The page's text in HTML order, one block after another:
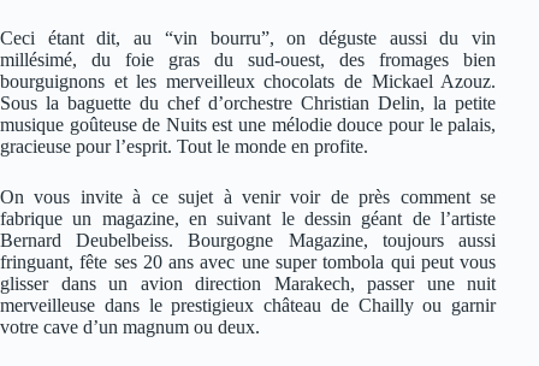
Ceci étant dit, au “vin bourru”, on déguste aussi du vin
millésimé, du foie gras du sud-ouest, des fromages bien
bourguignons et les merveilleux chocolats de Mickael Azouz.
Sous la baguette du chef d’orchestre Christian Delin, la petite
musique goûteuse de Nuits est une mélodie douce pour le palais,
gracieuse pour l’esprit. Tout le monde en profite.
On vous invite à ce sujet à venir voir de près comment se
fabrique un magazine, en suivant le dessin géant de l’artiste
Bernard Deubelbeiss. Bourgogne Magazine, toujours aussi
fringuant, fête ses 20 ans avec une super tombola qui peut vous
glisser dans un avion direction Marakech, passer une nuit
merveilleuse dans le prestigieux château de Chailly ou garnir
votre cave d’un magnum ou deux.